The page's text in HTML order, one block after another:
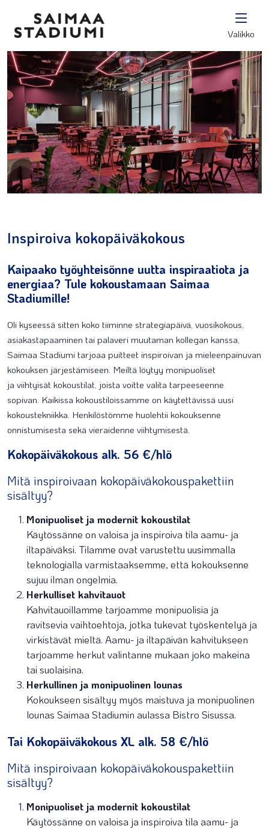
Valikko
Inspiroiva kokopäiväkokous
Kaipaako työyhteisönne uutta inspiraatiota ja
energiaa? Tule kokoustamaan Saimaa
Stadiumille!
Oli kyseessä sitten koko tiiminne strategiapäivä, vuosikokous,
asiakastapaaminen tai palaveri muutaman kollegan kanssa,
Saimaa Stadiumi tarjoaa puitteet inspiroivan ja mieleenpainuvan
kokouksen järjestämiseen. Meiltä löytyy monipuoliset
ja viihtyisät kokoustilat, joista voitte valita tarpeeseenne
sopivan. Kaikissa kokoustiloissamme on käytettävissä uusi
kokoustekniikka. Henkilöstömme huolehtii kokouksenne
onnistumisesta sekä vieraidenne viihtymisestä.
Kokopäiväkokous alk. 56 €/hlö
Mitä inspiroivaan kokopäiväkokouspakettiin
sisältyy?
Monipuoliset ja modernit kokoustilat
Käytössänne on valoisa ja inspiroiva tila aamu- ja
iltapäiväksi. Tilamme ovat varustettu uusimmalla
teknologialla varmistaaksemme, että kokouksenne
sujuu ilman ongelmia.
Herkulliset kahvitauot
Kahvitauoillamme tarjoamme monipuolisia ja
ravitsevia vaihtoehtoja, jotka tukevat työskentelyä ja
virkistävät mieltä. Aamu- ja iltapäivän kahvitukseen
tarjoamme herkut valintanne mukaan joko makeina
tai suolaisina.
Herkullinen ja monipuolinen lounas
Kokoukseen sisältyy myös maistuva ja monipuolinen
lounas Saimaa Stadiumin aulassa Bistro Sisussa.
Tai Kokopäiväkokous XL alk. 58 €/hlö
Mitä inspiroivaan kokopäiväkokouspakettiin
sisältyy?
Monipuoliset ja modernit kokoustilat
Käytössänne on valoisa ja inspiroiva tila aamu- ja